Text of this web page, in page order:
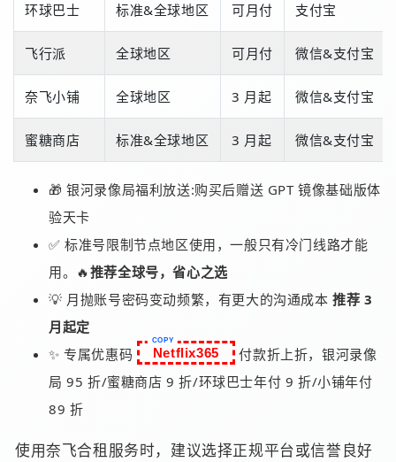
环球巴士 标准&全球地区 可月付 支付宝
飞行派 全球地区 可月付 微信&支付宝
奈飞小铺 全球地区 3 月起 微信&支付宝
蜜糖商店 标准&全球地区 3 月起 微信&支付宝
🎁 银河录像局福利放送:购买后赠送 GPT 镜像基础版体
验天卡
✅ 标准号限制节点地区使用，一般只有冷门线路才能
用。🔥推荐全球号，省心之选
💡 月抛账号密码变动频繁，有更大的沟通成本推荐 3
月起定
✨ 专属优惠码
Netflix365
付款折上折，银河录像
局 95 折/蜜糖商店 9 折/环球巴士年付 9 折/小铺年付
89 折
使用奈飞合租服务时，建议选择正规平台或信誉良好